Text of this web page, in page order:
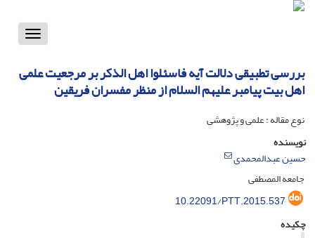
Toggle
بررسی تطبیقی دلالت آیه فاسئلوا اهل الذکر بر مرجعیت علمی
اهل بیت پیامبر علیهم السلام از منظر مفسران فریقین
نوع مقاله : علمی و پژوهشی
نویسنده
حسین عبدالمحمدی
جامعه المصطفی
10.22091/PTT.2015.537
چکیده